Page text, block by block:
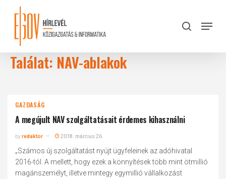
content
search
Menu
Találat: NAV-ablakok
GAZDASÁG
A megújult NAV szolgáltatásait érdemes kihasználni
byredaktor 2018. március 26.
„Számos új szolgáltatást nyújt ügyfeleinek az adóhivatal
2016-tól. A mellett, hogy ezek a könnyítések több mint ötmillió
magánszemélyt, illetve mintegy egymillió vállalkozást
Close